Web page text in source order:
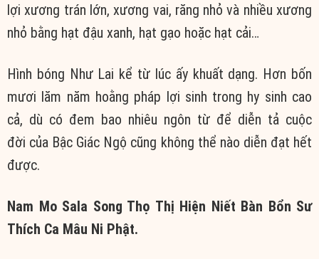
lợi xương trán lớn, xương vai, răng nhỏ và nhiều xương
nhỏ bằng hạt đậu xanh, hạt gạo hoặc hạt cải…
Hình bóng Như Lai kể từ lúc ấykhuất dạng. Hơn bốn
mươi lăm năm hoằng pháp lợi sinh trong hy sinh cao
cả, dù có đem bao nhiêu ngôn từ để diễn tả cuộc
đời của Bậc Giác Ngộ cũng không thể nào diễn đạt hết
được.
Nam Mo Sala Song Thọ Thị Hiện Niết Bàn Bổn Sư
Thích Ca Mâu Ni Phật.